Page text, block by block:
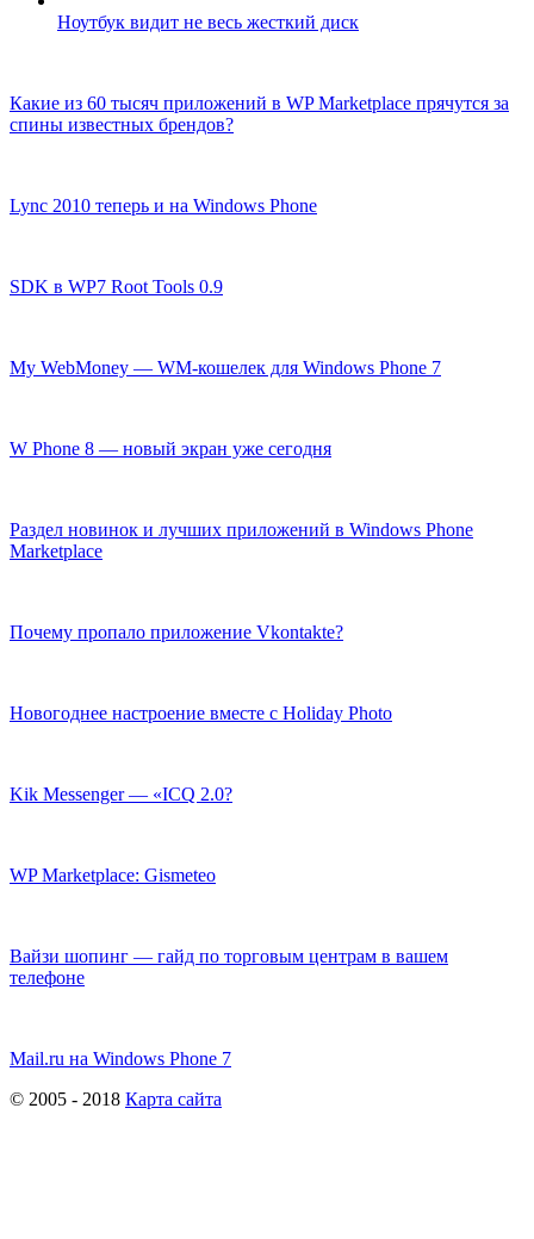
Ноутбук видит не весь жесткий диск
Какие из 60 тысяч приложений в WP Marketplace прячутся за
спины известных брендов?
Lync 2010 теперь и на Windows Phone
SDK в WP7 Root Tools 0.9
My WebMoney — WM-кошелек для Windows Phone 7
W Phone 8 — новый экран уже сегодня
Раздел новинок и лучших приложений в Windows Phone
Marketplace
Почему пропало приложение Vkontakte?
Новогоднее настроение вместе с Holiday Photo
Kik Messenger — «ICQ 2.0?
WP Marketplace: Gismeteo
Вайзи шопинг — гайд по торговым центрам в вашем
телефоне
Mail.ru на Windows Phone 7
© 2005 - 2018 Карта сайта